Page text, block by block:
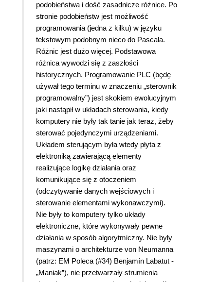
podobieństwa i dość zasadnicze różnice. Po
stronie podobieństw jest możliwość
programowania (jedna z kilku) w języku
tekstowym podobnym nieco do Pascala.
Różnic jest dużo więcej. Podstawowa
różnica wywodzi się z zaszłości
historycznych. Programowanie PLC (będę
używał tego terminu w znaczeniu „sterownik
programowalny”) jest skokiem ewolucyjnym
jaki nastąpił w układach sterowania, kiedy
komputery nie były tak tanie jak teraz, żeby
sterować pojedynczymi urządzeniami.
Układem sterującym była wtedy płyta z
elektroniką zawierającą elementy
realizujące logikę działania oraz
komunikujące się z otoczeniem
(odczytywanie danych wejściowych i
sterowanie elementami wykonawczymi).
Nie były to komputery tylko układy
elektroniczne, które wykonywały pewne
działania w sposób algorytmiczny. Nie były
maszynami o architekturze von Neumanna
(patrz: EM Poleca (#34) Benjamín Labatut -
„Maniak”), nie przetwarzały strumienia